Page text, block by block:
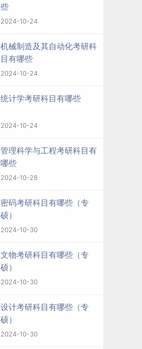
些
2024-10-24
机械制造及其自动化考研科
目有哪些
2024-10-24
统计学考研科目有哪些
2024-10-24
管理科学与工程考研科目有
哪些
2024-10-28
密码考研科目有哪些（专
硕）
2024-10-30
文物考研科目有哪些（专
硕）
2024-10-30
设计考研科目有哪些（专
硕）
2024-10-30